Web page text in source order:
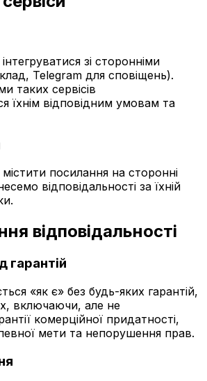
зі сторонніми
Telegram для сповіщень).
таких сервісів
їхнім відповідним умовам та
посилання на сторонні
відповідальності за їхній
відповідальності
гарантій
«як є» без будь-яких гарантій,
включаючи, але не
комерційної придатності,
мети та непорушення прав.